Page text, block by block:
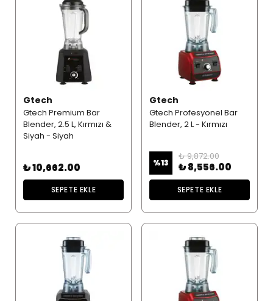
Gtech
Gtech Premium Bar
Blender, 2.5 L, Kırmızı &
Siyah - Siyah
₺ 10,662.00
SEPETE EKLE
Gtech
Gtech Profesyonel Bar
Blender, 2 L - Kırmızı
%13
₺ 9,872.00
₺ 8,556.00
SEPETE EKLE